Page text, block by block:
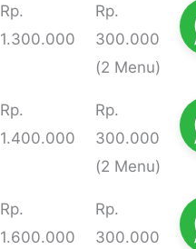
Rp.
1.300.000
Rp.
300.000
(2 Menu)
Rp.
1.400.000
Rp.
300.000
(2 Menu)
Rp.
1.600.000
Rp.
300.000